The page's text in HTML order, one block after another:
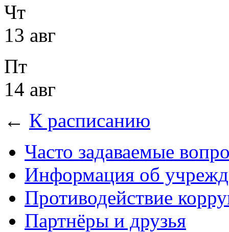
Чт
13 авг
Пт
14 авг
← К расписанию
Часто задаваемые
Информация об
Противодействие
Партнёры и друзья